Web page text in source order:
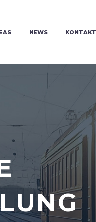
NEWS KONTAKT